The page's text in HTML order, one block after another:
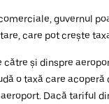
guvernul
care pot crește
către și dinspre
o taxă care
Dacă tariful